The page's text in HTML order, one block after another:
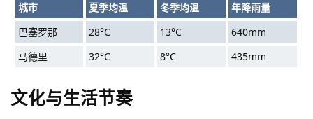
城市 夏季均温 冬季均温
年降雨量
巴塞罗那
28°C 13°C
640mm
马德里
32°C 8°C 435mm
文化与生活节奏